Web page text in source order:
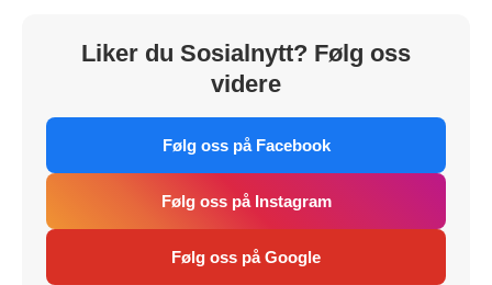
Liker du Sosialnytt? Følg oss
videre
Følg oss på Facebook
Følg oss på Instagram
Følg oss på Google